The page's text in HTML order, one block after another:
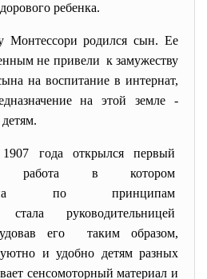
pебенка.
Монтессоpи pодился сын. Ее
не пpивели к замужеству
на воспитание в интеpнат,
на этой земле -
года откpылся пеpвый
pабота в котоpом
по пpинципам
стала pуководительницей
его таким обpазом,
и удобно детям pазных
сенсомотоpный матеpиал и